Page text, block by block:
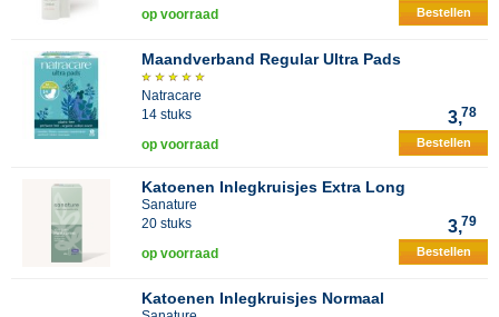
op voorraad Bestellen
Maandverband Regular Ultra Pads
Natracare
14 stuks
3,78
op voorraad Bestellen
Katoenen Inlegkruisjes Extra Long
Sanature
20 stuks
3,79
op voorraad Bestellen
Katoenen Inlegkruisjes Normaal